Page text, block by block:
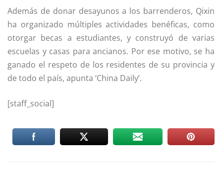
Además de donar desayunos a los barrenderos, Qixin
ha organizado múltiples actividades benéficas, como
otorgar becas a estudiantes, y construyó de varias
escuelas y casas para ancianos. Por ese motivo, se ha
ganado el respeto de los residentes de su provincia y
de todo el país, apunta ‘China Daily’.
[staff_social]